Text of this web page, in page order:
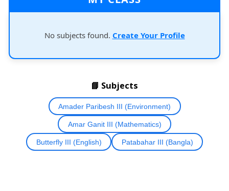
No subjects found. Create Your Profile
📘 Subjects
Amader Paribesh III (Environment)
Amar Ganit III (Mathematics)
Butterfly III (English) Patabahar III (Bangla)